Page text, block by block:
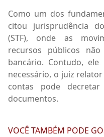
Como um dos
citou jurisprudência
(STF), onde as
recursos públicos
bancário. Contudo,
necessário, o juiz
contas pode
documentos.
VOCÊ TAMBÉM PODE